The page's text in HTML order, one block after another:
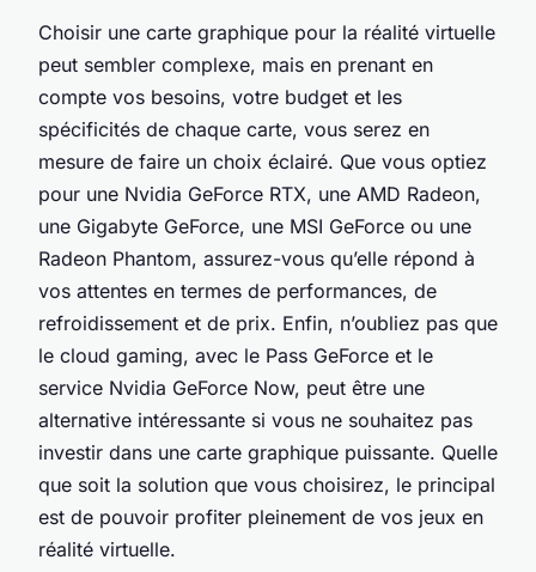
Choisir une carte graphique pour la réalité virtuelle
peut sembler complexe, mais en prenant en
compte vos besoins, votre budget et les
spécificités de chaque carte, vous serez en
mesure de faire un choix éclairé. Que vous optiez
pour une Nvidia GeForce RTX, une AMD Radeon,
une Gigabyte GeForce, une MSI GeForce ou une
Radeon Phantom, assurez-vous qu’elle répond à
vos attentes en termes de performances, de
refroidissement et de prix. Enfin, n’oubliez pas que
le cloud gaming, avec le Pass GeForce et le
service Nvidia GeForce Now, peut être une
alternative intéressante si vous ne souhaitez pas
investir dans une carte graphique puissante. Quelle
que soit la solution que vous choisirez, le principal
est de pouvoir profiter pleinement de vos jeux en
réalité virtuelle.